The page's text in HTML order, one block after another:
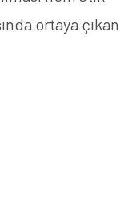
ortaya çıkan